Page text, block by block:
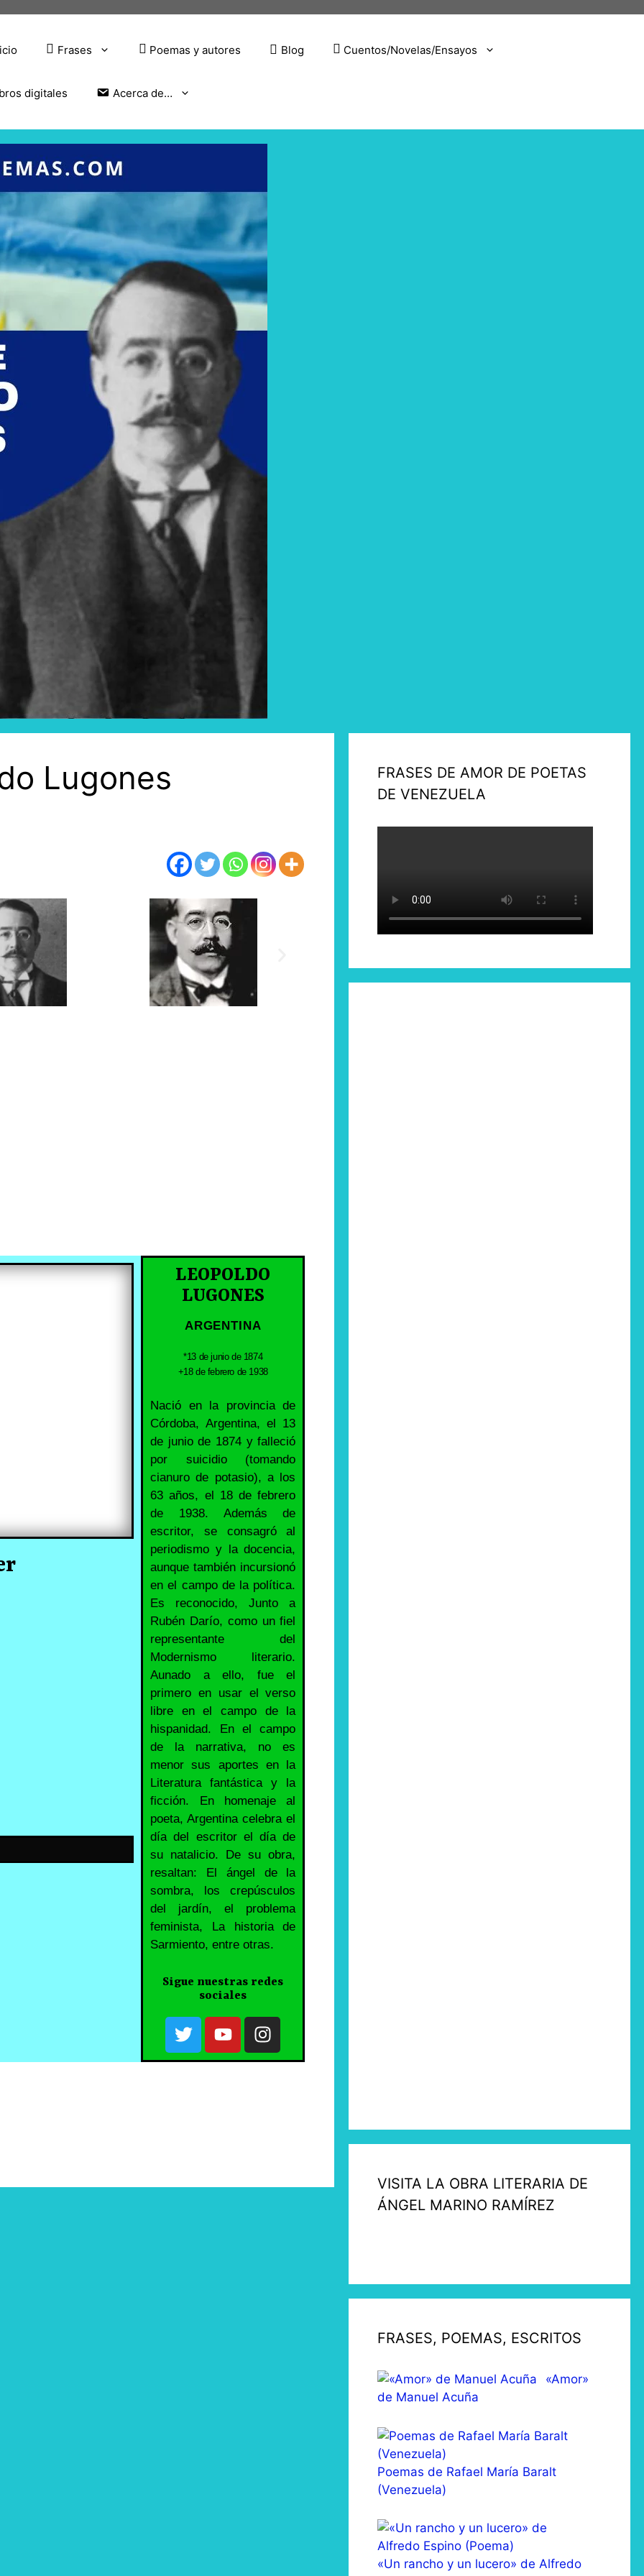
Frases Poemas y autores Blog Cuentos/Novelas/Ensayos
digitales Acerca de…
Lugones
LEOPOLDO
LUGONES
ARGENTINA
*13 de junio de 1874
+18 de febrero de 1938
Nació en la provincia de
Córdoba, Argentina, el 13
de junio de 1874 y falleció
por suicidio (tomando
cianuro de potasio), a los
63 años, el 18 de febrero
de 1938. Además de
escritor, se consagró al
periodismo y la docencia,
aunque también incursionó
en el campo de la política.
Es reconocido, Junto a
Rubén Darío, como un fiel
representante del
Modernismo literario.
Aunado a ello, fue el
primero en usar el verso
libre en el campo de la
hispanidad. En el campo
de la narrativa, no es
menor sus aportes en la
Literatura fantástica y la
ficción. En homenaje al
poeta, Argentina celebra el
día del escritor el día de
su natalicio. De su obra,
resaltan: El ángel de la
sombra, los crepúsculos
del jardín, el problema
feminista, La historia de
Sarmiento, entre otras.
Sigue nuestras redes
sociales
FRASES DE AMOR DE POETAS
DE VENEZUELA
VISITA LA OBRA LITERARIA DE
ÁNGEL MARINO RAMÍREZ
FRASES, POEMAS, ESCRITOS
«Amor»
de Manuel Acuña
Poemas de Rafael María Baralt
(Venezuela)
«Un rancho y un lucero» de Alfredo